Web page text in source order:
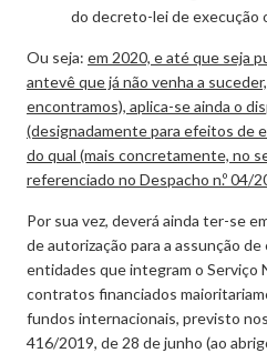
do decreto-lei de execução
Ou seja: em 2020, e até que seja
antevê que já não venha a
encontramos), aplica-se ainda o
(designadamente para efeitos de
do qual (mais concretamente, no
referenciado no Despacho n.º 04/
Por sua vez, deverá ainda ter-se
de autorização para a assunção
entidades que integram o Serviço
contratos financiados
fundos internacionais, previsto nos
416/2019, de 28 de junho (ao